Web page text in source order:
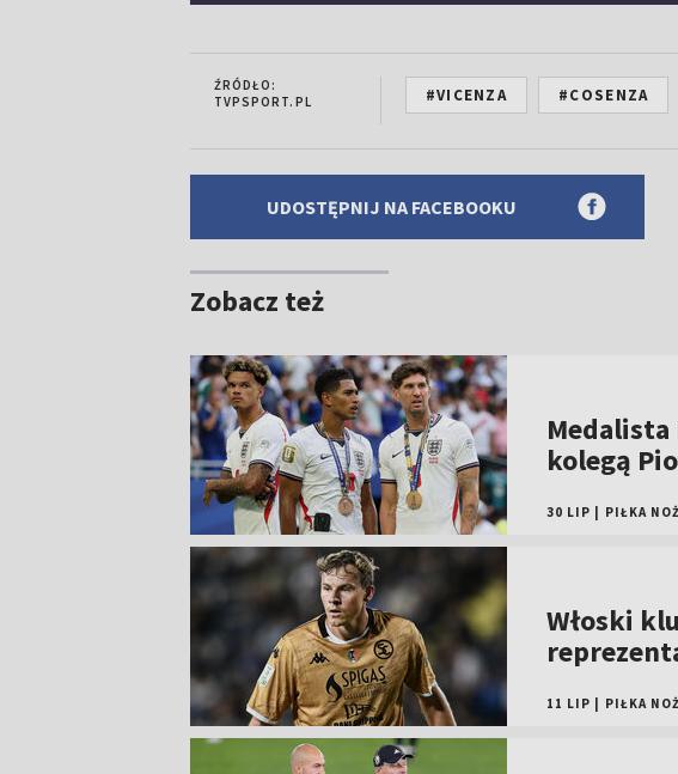
ŹRÓDŁO:
TVPSPORT.PL
#VICENZA #COSENZA
UDOSTĘPNIJ NA FACEBOOKU
Zobacz też
kolegą
30 LIP PIŁKA
Włoski
11 LIP PIŁKA